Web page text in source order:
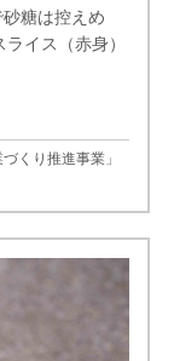
糖は控えめ
イス（赤身）
くり推進事業」